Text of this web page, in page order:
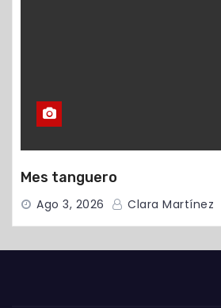
Mes tanguero
Ago 3, 2026 Clara Martínez